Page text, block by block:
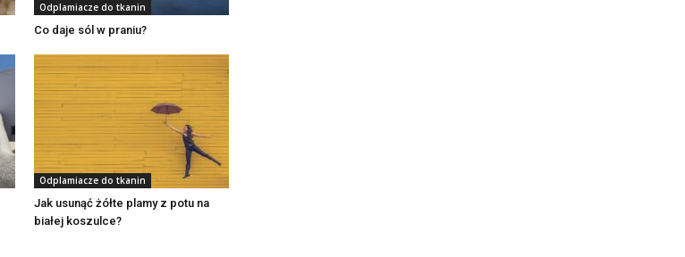
Odplamiacze do tkanin
Co daje sól w praniu?
Odplamiacze do tkanin
Jak usunąć żółte plamy z potu na
białej koszulce?